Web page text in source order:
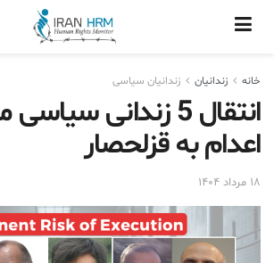
خانه زندانيان زندانیان سیاسی
انتقال 5 زندانی
اعدام به قزلحصار
۱۸ مرداد ۱۴۰۴